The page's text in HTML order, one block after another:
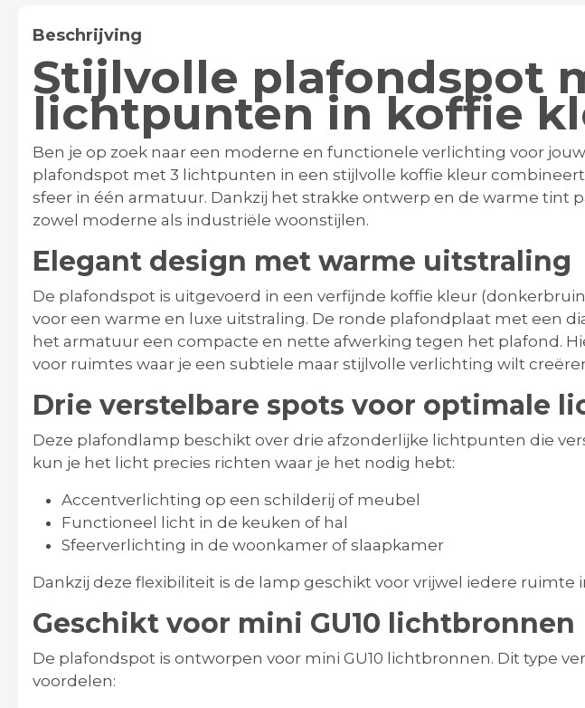
Beschrijving
Stijlvolle plafondspot
lichtpunten in koffie
Ben je op zoek naar een moderne en functionele verlichting voor
plafondspot met 3 lichtpunten in een stijlvolle koffie kleur
sfeer in één armatuur. Dankzij het strakke ontwerp en de warme tint
zowel moderne als industriële woonstijlen.
Elegant design met warme uitstraling
De plafondspot is uitgevoerd in een verfijnde koffie kleur
voor een warme en luxe uitstraling. De ronde plafondplaat met een
het armatuur een compacte en nette afwerking tegen het plafond.
voor ruimtes waar je een subtiele maar stijlvolle verlichting wilt
Drie verstelbare spots voor optimale
Deze plafondlamp beschikt over drie afzonderlijke lichtpunten die
kun je het licht precies richten waar je het nodig hebt:
Accentverlichting op een schilderij of meubel
Functioneel licht in de keuken of hal
Sfeerverlichting in de woonkamer of slaapkamer
Dankzij deze flexibiliteit is de lamp geschikt voor vrijwel iedere ruimte
Geschikt voor mini GU10 lichtbronnen
De plafondspot is ontworpen voor mini GU10 lichtbronnen. Dit type
voordelen: